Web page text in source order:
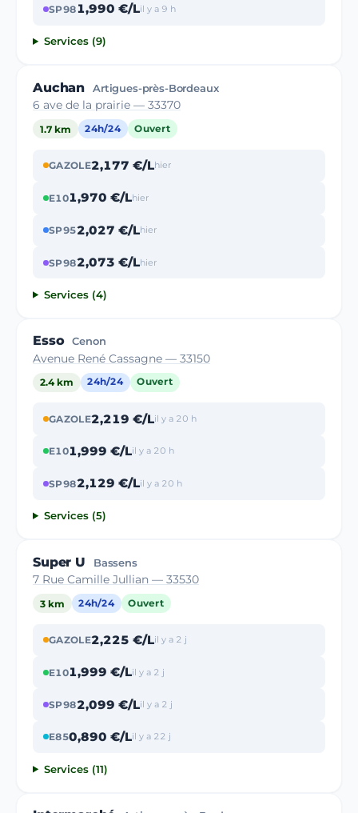
SP981,990 €/Lil y a 9 h
Services (9)
Auchan Artigues-près-Bordeaux
6 ave de la prairie — 33370
1.7 km 24h/24 Ouvert
GAZOLE2,177 €/Lhier
E101,970 €/Lhier
SP952,027 €/Lhier
SP982,073 €/Lhier
Services (4)
Esso Cenon
Avenue René Cassagne — 33150
2.4 km 24h/24 Ouvert
GAZOLE2,219 €/Lil y a 20 h
E101,999 €/Lil y a 20 h
SP982,129 €/Lil y a 20 h
Services (5)
Super U Bassens
7 Rue Camille Jullian — 33530
3 km 24h/24 Ouvert
GAZOLE2,225 €/Lil y a 2 j
E101,999 €/Lil y a 2 j
SP982,099 €/Lil y a 2 j
E850,890 €/Lil y a 22 j
Services (11)